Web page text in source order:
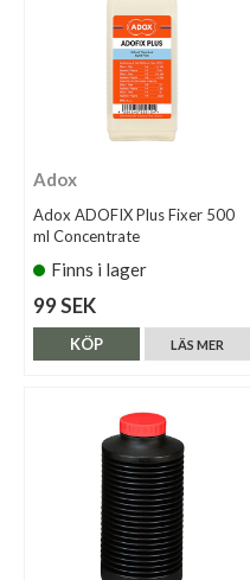
Adox
Adox ADOFIX Plus Fixer 500
ml Concentrate
Finns i lager
99 SEK
LÄS MER
KÖP